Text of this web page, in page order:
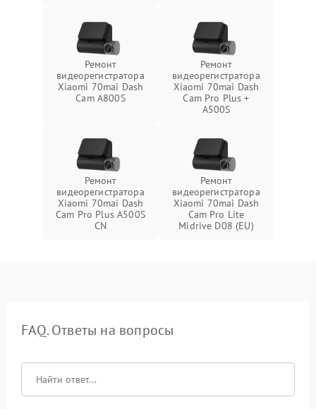
Ремонт
видеорегистратора
Xiaomi 70mai Dash
Cam A800S
Ремонт
видеорегистратора
Xiaomi 70mai Dash
Cam Pro Plus +
A500S
Ремонт
видеорегистратора
Xiaomi 70mai Dash
Cam Pro Plus A500S
CN
Ремонт
видеорегистратора
Xiaomi 70mai Dash
Cam Pro Lite
Midrive D08 (EU)
FAQ. Ответы на вопросы